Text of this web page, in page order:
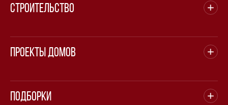
Строительство
Проекты домов
Подборки